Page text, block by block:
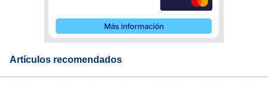
Artículos recomendados